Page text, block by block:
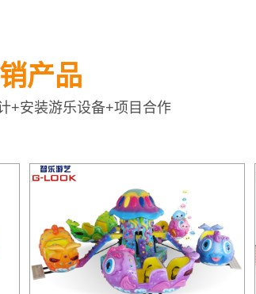
产品
+安装游乐设备+项目合作